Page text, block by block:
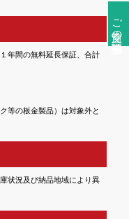
ご注文前の確認事項
年間の無料延長保証、合計
等の板金製品）は対象外と
状況及び納品地域により異